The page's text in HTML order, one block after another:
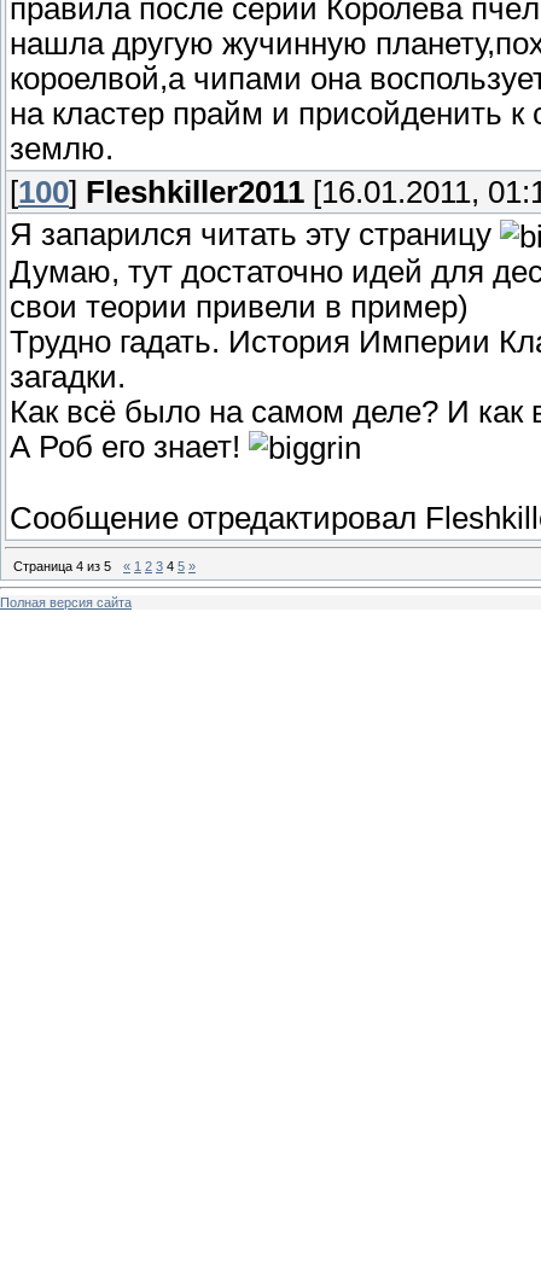
Неясно какая их профессия. Может
вооружён? Пара щитов, да. Блендер и
Оружие его модели не положено. Что
телефон-автомат? А чем будут
золотые чипы?
Результат - Вексус с вновь ставшей
автобусов. Отбить Кластер-Прайм ей не
правила после серии Королева
нашла другую жучинную
короелвой,а чипами она
на кластер прайм и присойденить к
землю.
[100] Fleshkiller2011 [16.01.2011,
Я запарился читать эту страницу
Думаю, тут достаточно идей для
свои теории привели в пример)
Трудно гадать. История Империи
загадки.
Как всё было на самом деле? И как
А Роб его знает!
Сообщение отредактировал
Страница 4 из 5 « 1 2 3 4 5 »
Полная версия сайта